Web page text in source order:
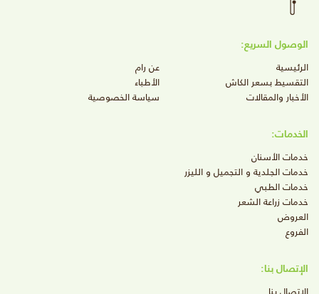
الوصول السريع:
الرئيسية
عن رام
التقسيط بسعر الكاش
الأطباء
الأخبار والمقالات
سياسة الخصوصية
الخدمات:
خدمات الأسنان
خدمات الجلدية و التجميل و الليزر
خدمات الطبي
خدمات زراعة الشعر
العروض
الفروع
الإتصال بنا: